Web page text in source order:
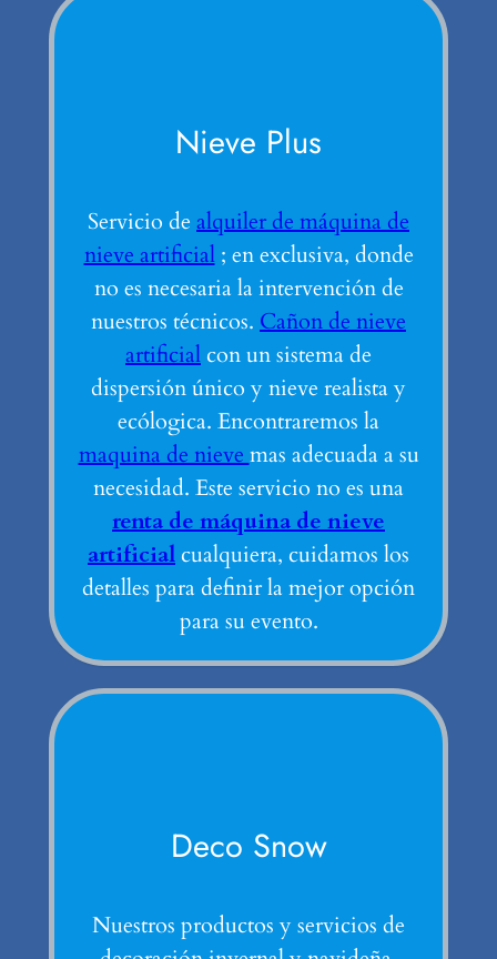
Nieve Plus
Servicio de alquiler de máquina de
nieve artificial; en exclusiva, donde
no es necesaria la intervención de
nuestros técnicos. Cañon de nieve
artificialcon un sistema de
dispersión único y nieve realista y
ecólogica. Encontraremos la
maquina de nieve mas adecuada a su
necesidad. Este servicio no es una
renta de máquina de nieve
artificialcualquiera, cuidamos los
detalles para definir la mejor opción
para su evento.
Deco Snow
Nuestros productos y servicios de